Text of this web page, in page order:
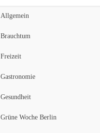
Allgemein
Brauchtum
Freizeit
Gastronomie
Gesundheit
Grüne Woche Berlin